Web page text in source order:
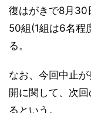
復はがきで8月30
50組(1組は6名程
る。
なお、今回中止
開に関して、次
るという。